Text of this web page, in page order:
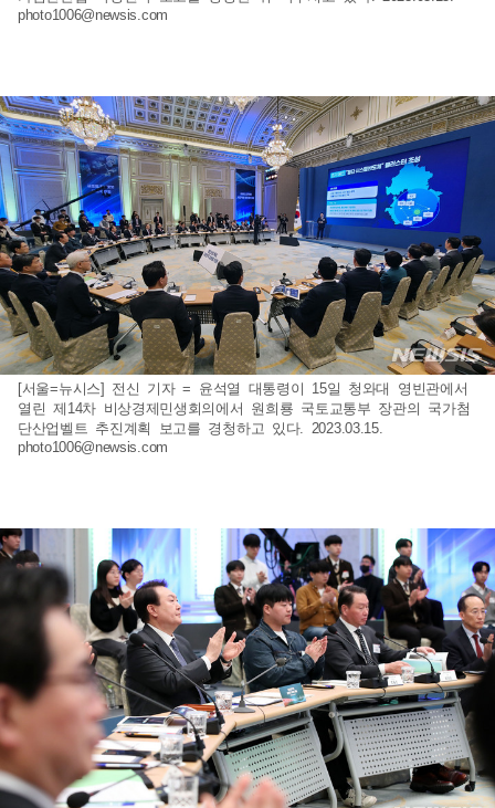
photo1006@newsis.com
[서울=뉴시스] 전신 기자 = 윤석열 대통령이 15일 청와대 영빈관에서
열린 제14차 비상경제민생회의에서 원희룡 국토교통부 장관의 국가첨
단산업벨트 추진계획 보고를 경청하고 있다. 2023.03.15.
photo1006@newsis.com